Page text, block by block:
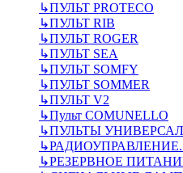
↳ПУЛЬТ PROTECO
↳ПУЛЬТ RIB
↳ПУЛЬТ ROGER
↳ПУЛЬТ SEA
↳ПУЛЬТ SOMFY
↳ПУЛЬТ SOMMER
↳ПУЛЬТ V2
↳Пульт СOMUNELLO
↳ПУЛЬТЫ
↳
↳РЕЗЕРВНОЕ